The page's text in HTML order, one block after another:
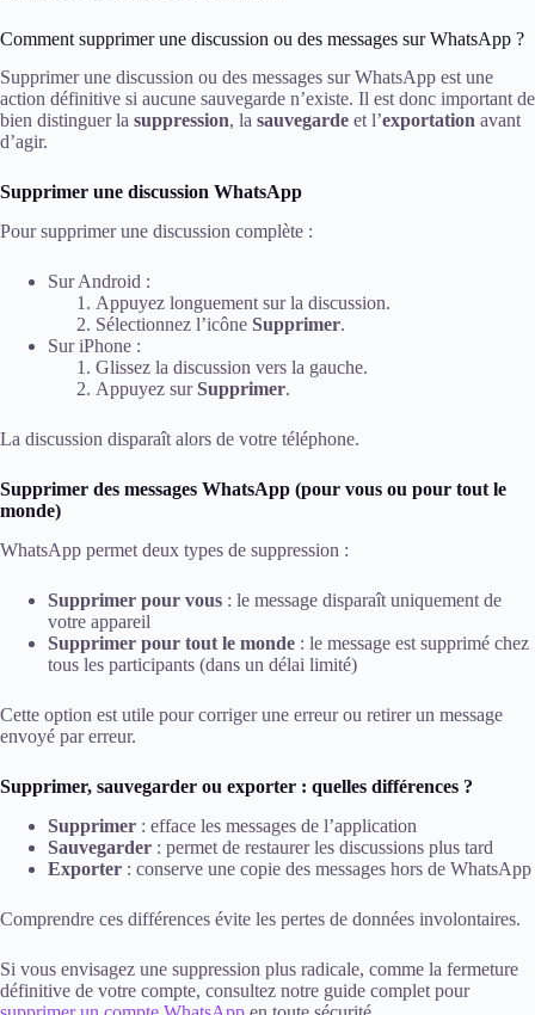
Comment supprimer une discussion ou des messages sur WhatsApp ?
Supprimer une discussion ou des messages sur WhatsApp est une
action définitive si aucune sauvegarde n’existe. Il est donc important de
bien distinguer la suppression, la sauvegarde et l’exportation avant
d’agir.
Supprimer une discussion WhatsApp
Pour supprimer une discussion complète :
Sur Android :
Appuyez longuement sur la discussion.
Sélectionnez l’icône Supprimer.
Sur iPhone :
Glissez la discussion vers la gauche.
Appuyez surSupprimer.
La discussion disparaît alors de votre téléphone.
Supprimer des messages WhatsApp (pour vous ou pour tout le
monde)
WhatsApp permet deux types de suppression :
Supprimer pour vous : le message disparaît uniquement de
votre appareil
Supprimer pour tout le monde : le message est supprimé chez
tous les participants (dans un délai limité)
Cette option est utile pour corriger une erreur ou retirer un message
envoyé par erreur.
Supprimer, sauvegarder ou exporter : quelles différences ?
Supprimer : efface les messages de l’application
Sauvegarder : permet de restaurer les discussions plus tard
Exporter : conserve une copie des messages hors de WhatsApp
Comprendre ces différences évite les pertes de données involontaires.
Si vous envisagez une suppression plus radicale, comme la fermeture
définitive de votre compte, consultez notre guide complet pour